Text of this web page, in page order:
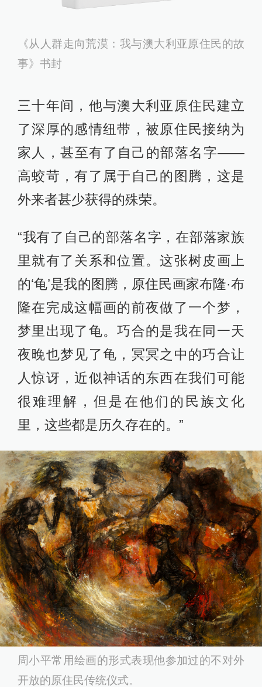
《从人群走向荒漠：我与澳大利亚原住民的故
事》书封
三十年间，他与澳大利亚原住民建立
了深厚的感情纽带，被原住民接纳为
家人，甚至有了自己的部落名字——
高蛟苛，有了属于自己的图腾，这是
外来者甚少获得的殊荣。
“我有了自己的部落名字，在部落家族
里就有了关系和位置。这张树皮画上
的‘龟’是我的图腾，原住民画家布隆·布
隆在完成这幅画的前夜做了一个梦，
梦里出现了龟。巧合的是我在同一天
夜晚也梦见了龟，冥冥之中的巧合让
人惊讶，近似神话的东西在我们可能
很难理解，但是在他们的民族文化
里，这些都是历久存在的。”
周小平常用绘画的形式表现他参加过的不对外
开放的原住民传统仪式。